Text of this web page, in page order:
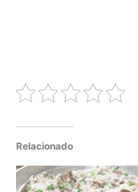
Relacionado